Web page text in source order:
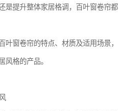
是提升整体家居格调，百叶窗卷帘都
叶窗卷帘的特点、材质及适用场景，
风格的产品。